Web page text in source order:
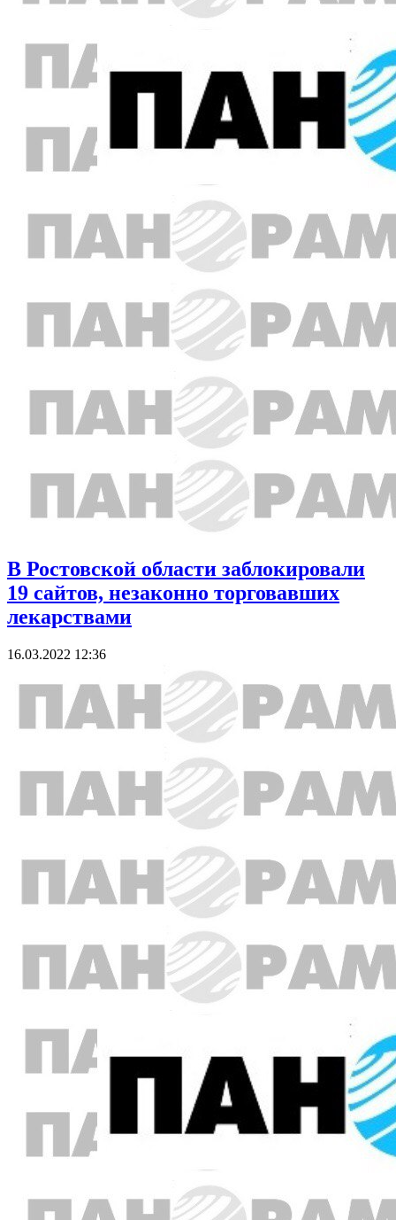
В Ростовской области заблокировали
19 сайтов, незаконно торговавших
лекарствами
16.03.2022 12:36